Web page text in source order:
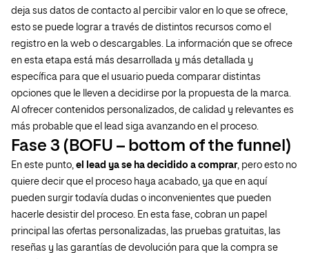
deja sus datos de contacto al percibir valor en lo que se ofrece,
esto se puede lograr a través de distintos recursos como el
registro en la web o descargables. La información que se ofrece
en esta etapa está más desarrollada y más detallada y
específica para que el usuario pueda comparar distintas
opciones que le lleven a decidirse por la propuesta de la marca.
Al ofrecer contenidos personalizados, de calidad y relevantes es
más probable que el lead siga avanzando en el proceso.
Fase 3 (BOFU – bottom of the funnel)
En este punto, el lead ya se ha decidido a comprar, pero esto no
quiere decir que el proceso haya acabado, ya que en aquí
pueden surgir todavía dudas o inconvenientes que pueden
hacerle desistir del proceso. En esta fase, cobran un papel
principal las ofertas personalizadas, las pruebas gratuitas, las
reseñas y las garantías de devolución para que la compra se